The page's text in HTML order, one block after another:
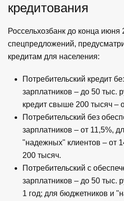
кредитования
Россельхозбанк до конца июня
спецпредложений,
кредитам для населения:
Потребительский кредит
зарплатников – до 50 тыс.
кредит свыше 200 тысяч –
Потребительский без
зарплатников – от 11,5%,
"надежных" клиентов – от
200 тысяч.
Потребительский с
зарплатников – до 50 тыс.
1 год; для бюджетников и